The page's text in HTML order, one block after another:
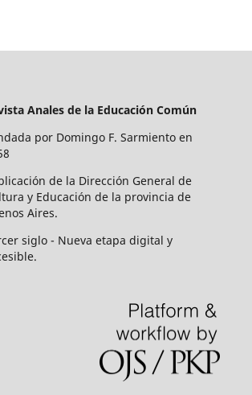
Anales de la Educación Común
por Domingo F. Sarmiento en
de la Dirección General de
y Educación de la provincia de
Aires.
siglo - Nueva etapa digital y